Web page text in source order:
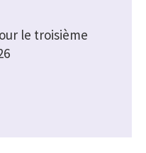
le troisième